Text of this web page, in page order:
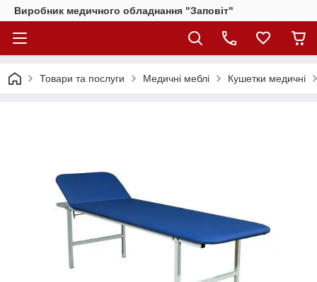
Виробник медичного обладнання "Заповіт"
Товари та послуги Медичні меблі Кушетки медичні